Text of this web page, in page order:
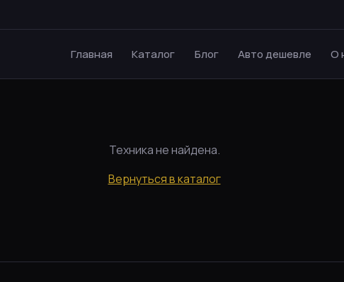
Главная Каталог Блог Авто дешевле О
Техника не найдена.
Вернуться в каталог